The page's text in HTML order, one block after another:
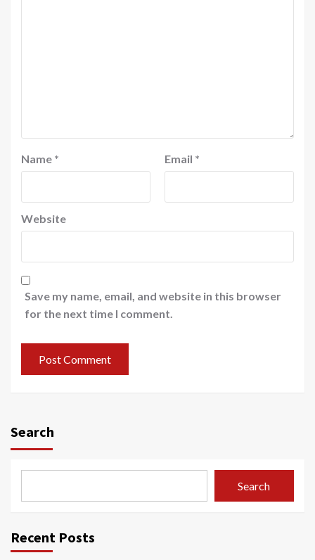
Name * Email *
Website
Save my name, email, and website in this browser
for the next time I comment.
Search
Search
Recent Posts